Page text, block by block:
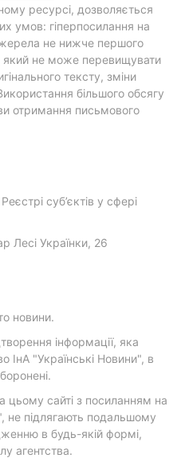
ресурсі, дозволяється
умов: гіперпосилання на
не нижче першого
який не може перевищувати
тексту, зміни
більшого обсягу
отримання письмового
суб’єктів у сфері
Лесі Українки, 26
новини.
інформації, яка
ІнА "Українські Новини", в
цьому сайті з посиланням на
не підлягають подальшому
в будь-якій формі,
агентства.